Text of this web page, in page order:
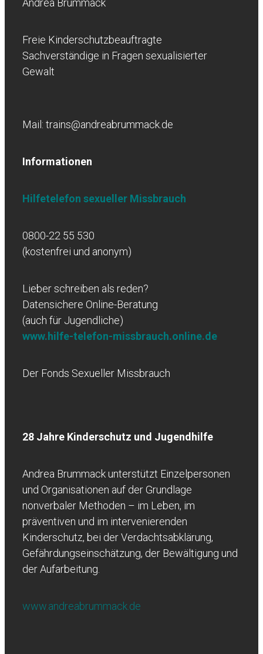
Andrea Brummack
Freie Kinderschutzbeauftragte
Sachverständige in Fragen sexualisierter
Gewalt
Mail: trains@andreabrummack.de
Informationen
Hilfetelefon sexueller Missbrauch
0800-22 55 530
(kostenfrei und anonym)
Lieber schreiben als reden?
Datensichere Online-Beratung
(auch für Jugendliche)
www.hilfe-telefon-missbrauch.online.de
Der Fonds Sexueller Missbrauch
28 Jahre Kinderschutz und Jugendhilfe
Andrea Brummack unterstützt Einzelpersonen
und Organisationen auf der Grundlage
nonverbaler Methoden – im Leben, im
präventiven und im intervenierenden
Kinderschutz, bei der Verdachtsabklärung,
Gefährdungseinschätzung, der Bewältigung und
der Aufarbeitung.
www.andreabrummack.de